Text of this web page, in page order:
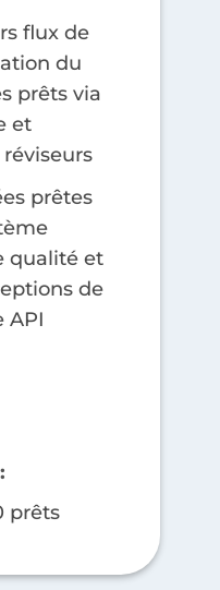
flux de
du
prêts via
et
prêtes
qualité et
de
API
prêts